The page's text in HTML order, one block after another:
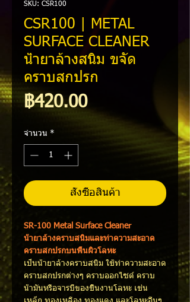
SKU: CSR100
CSR100 | METAL
SURFACE CLEANER
น้ำยาล้างสนิม ขจัด
คราบสกปรก
฿420.00ราคา
จำนวน *
สั่งซื้อสินค้า
SR-100 Metal Surface Cleaner
น้ำยาล้างคราบสนิมและทำความสะอาด
คราบสกปรกบนพื้นผิวโลหะ
​เป็นน้ำยาล้างคราบสนิม ใช้ทำความสะอาด
คราบสกปรกต่างๆ คราบออกไซด์ คราบ
น้ำมันหรือจารบีของชิ้นงานโลหะ เช่น